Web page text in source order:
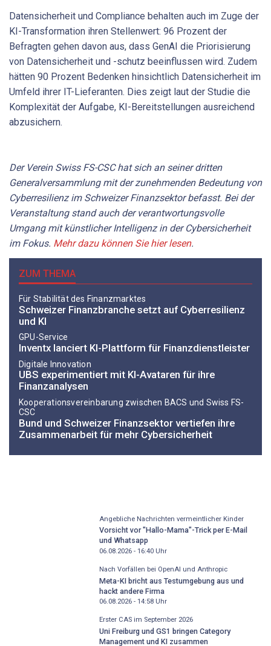
Datensicherheit und Compliance behalten auch im Zuge der
KI-Transformation ihren Stellenwert: 96 Prozent der
Befragten gehen davon aus, dass GenAI die Priorisierung
von Datensicherheit und -schutz beeinflussen wird. Zudem
hätten 90 Prozent Bedenken hinsichtlich Datensicherheit im
Umfeld ihrer IT-Lieferanten. Dies zeigt laut der Studie die
Komplexität der Aufgabe, KI-Bereitstellungen ausreichend
abzusichern.
Der Verein Swiss FS-CSC hat sich an seiner dritten
Generalversammlung mit der zunehmenden Bedeutung von
Cyberresilienz im Schweizer Finanzsektor befasst. Bei der
Veranstaltung stand auch der verantwortungsvolle
Umgang mit künstlicher Intelligenz in der Cybersicherheit
im Fokus. Mehr dazu können Sie hier lesen.
ZUM THEMA
Für Stabilität des Finanzmarktes
Schweizer Finanzbranche setzt auf Cyberresilienz
und KI
GPU-Service
Inventx lanciert KI-Plattform für Finanzdienstleister
Digitale Innovation
UBS experimentiert mit KI-Avataren für ihre
Finanzanalysen
Kooperationsvereinbarung zwischen BACS und Swiss FS-
CSC
Bund und Schweizer Finanzsektor vertiefen ihre
Zusammenarbeit für mehr Cybersicherheit
Angebliche Nachrichten vermeintlicher Kinder
Vorsicht vor "Hallo-Mama"-Trick per E-Mail
und Whatsapp
06.08.2026 - 16:40Uhr
Nach Vorfällen bei OpenAI und Anthropic
Meta-KI bricht aus Testumgebung aus und
hackt andere Firma
06.08.2026 - 14:58Uhr
Erster CAS im September 2026
Uni Freiburg und GS1 bringen Category
Management und KI zusammen